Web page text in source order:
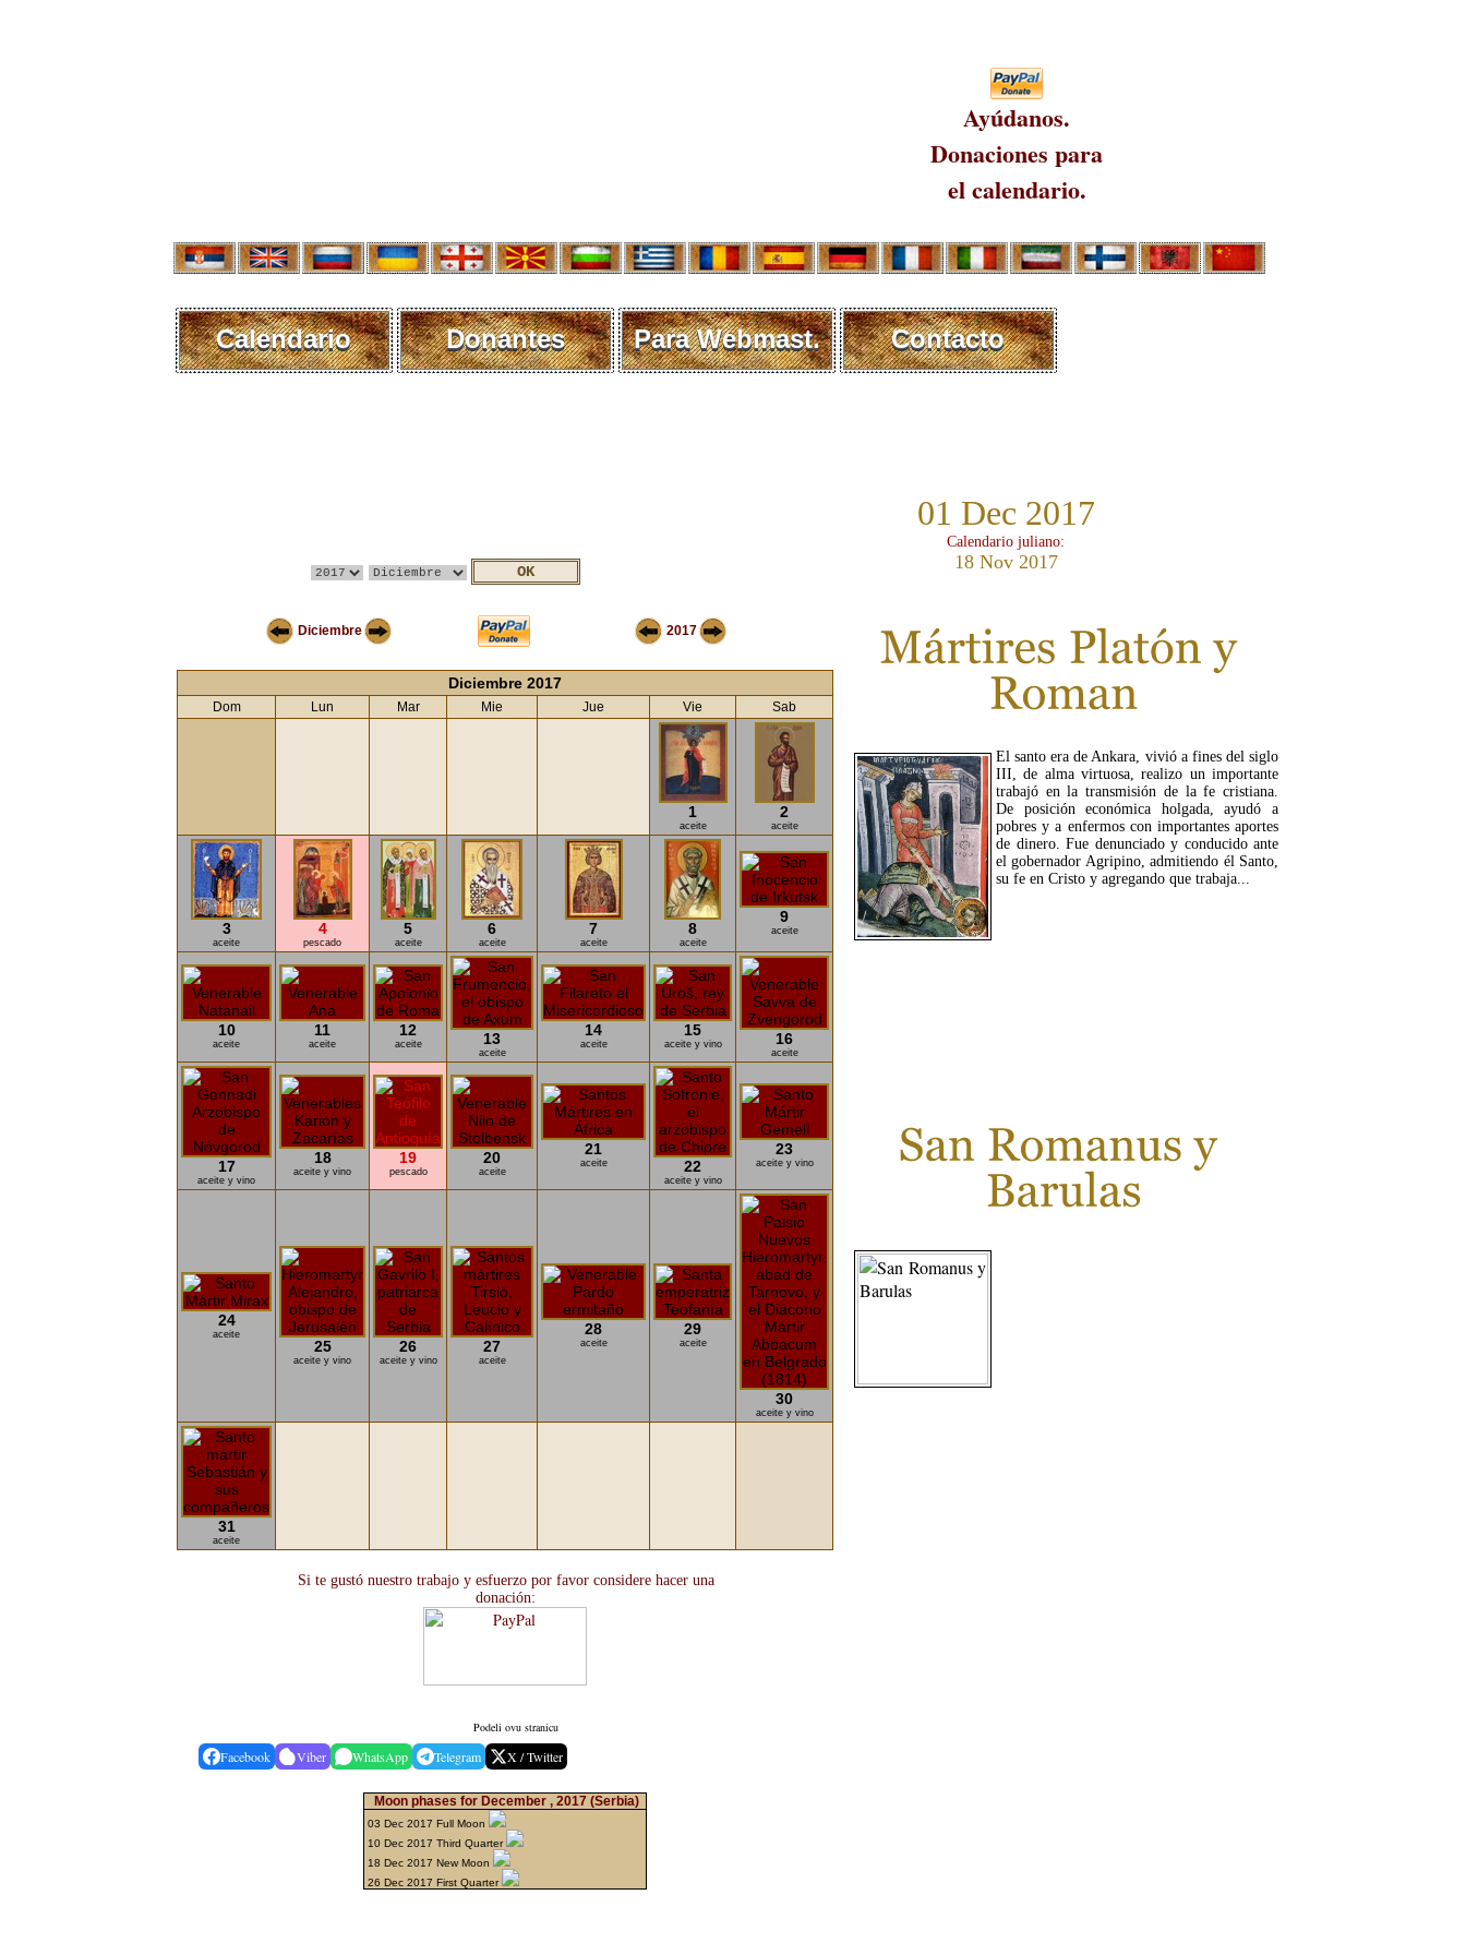
Ayúdanos.
Donaciones para
el calendario.
Calendario Donantes Para Webmast. Contacto
01 Dec 2017
Calendario juliano:
18 Nov 2017
Diciembre 2017
El santo era de Ankara, vivió a fines del siglo
III, de alma virtuosa, realizo un importante
trabajó en la transmisión de la fe cristiana.
De posición económica holgada, ayudó a
pobres y a enfermos con importantes aportes
de dinero. Fue denunciado y conducido ante
el gobernador Agripino, admitiendo él Santo,
su fe en Cristo y agregando que trabaja...
Diciembre 2017
Dom Lun Mar Mie Jue Vie Sab
1
aceite
2
aceite
3
aceite
4
pescado
5
aceite
6
aceite
7
aceite
8
aceite
9
aceite
10
aceite
11
aceite
12
aceite 13
aceite
14
aceite
15
aceite y vino 16
aceite
17
aceite y vino
18
aceite y vino
19
pescado
20
aceite
21
aceite 22
aceite y vino
23
aceite y vino
24
aceite
25
aceite y vino
26
aceite y vino
27
aceite
28
aceite
29
aceite
30
aceite y vino
31
aceite
Si te gustó nuestro trabajo y esfuerzo por favor considere hacer una
donación:
Podeli ovu stranicu
Facebook Viber WhatsApp Telegram X / Twitter
Moon phases for December , 2017 (Serbia)
03 Dec 2017 Full Moon
10 Dec 2017 Third Quarter
18 Dec 2017 New Moon
26 Dec 2017 First Quarter